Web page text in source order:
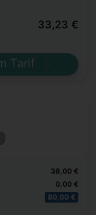
33,23 €
Tarif
38,00 €
0,00 €
80,00 €